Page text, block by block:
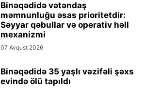
Binəqədidə vətəndaş
məmnunluğu əsas prioritetdir:
Səyyar qəbullar və operativ həll
mexanizmi
07 Avqust 2026
Binəqədidə 35 yaşlı vəzifəli şəxs
evində ölü tapıldı